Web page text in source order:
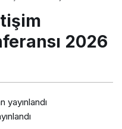
2026
yayınlandı